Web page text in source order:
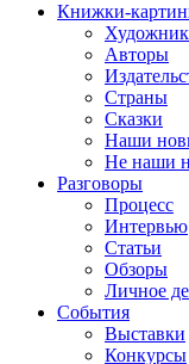
Книжки-
Авторы
Страны
Сказки
Наши
Не наши
Разговоры
Процесс
Интервью
Статьи
Обзоры
Личное
События
Выставки
Конкурсы